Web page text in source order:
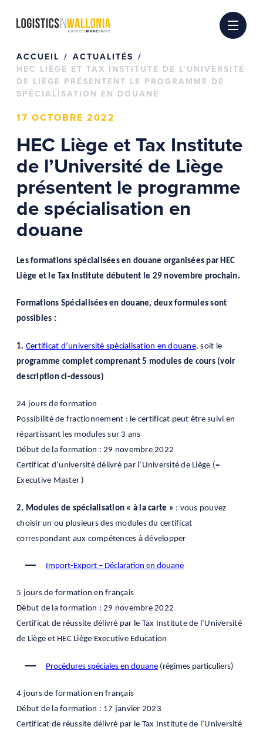
ACCUEIL
ACTUALITÉS
HEC LIÈGE ET TAX INSTITUTE DE L’UNIVERSITÉ
DE LIÈGE PRÉSENTENT LE PROGRAMME DE
SPÉCIALISATION EN DOUANE
17 OCTOBRE 2022
HEC Liège et Tax Institute
de l’Université de Liège
présentent le programme
de spécialisation en
douane
Les formations spécialisées en douane organisées par HEC
Liège et le Tax Institute débutent le 29 novembre prochain.
Formations Spécialisées en douane, deux formules sont
possibles :
1. Certificat d’université spécialisation en douane, soit le
programme complet comprenant 5 modules de cours (voir
description ci-dessous)
24 jours de formation
Possibilité de fractionnement : le certificat peut être suivi en
répartissant les modules sur 3 ans
Début de la formation : 29 novembre 2022
Certificat d’université délivré par l’Université de Liège (=
Executive Master )
2. Modules de spécialisation « à la carte » : vous pouvez
choisir un ou plusieurs des modules du certificat
correspondant aux compétences à développer
Import-Export – Déclaration en douane
5 jours de formation en français
Début de la formation : 29 novembre 2022
Certificat de réussite délivré par le Tax Institute de l’Université
de Liège et HEC Liège Executive Education
Procédures spéciales en douane (régimes particuliers)
4 jours de formation en français
Début de la formation : 17 janvier 2023
Certificat de réussite délivré par le Tax Institute de l’Université